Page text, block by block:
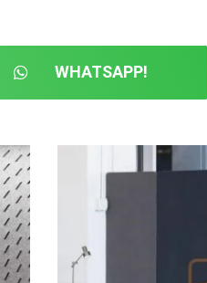
WHATSAPP!